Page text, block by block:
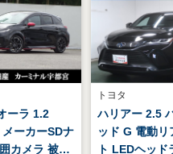
ーラ 1.2
ーカーSDナ
カメラ 被害
トヨタ
ハリアー 2.5
ッド G 電動リ
ト LEDヘッド